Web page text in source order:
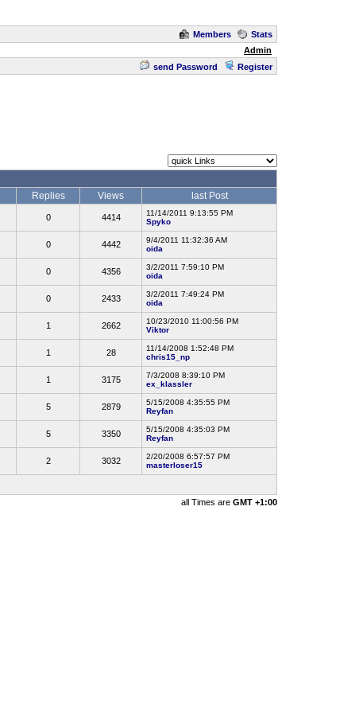
Members
Stats
Admin
send Password Register
Replies Views last Post
0 4414
11/14/2011 9:13:55 PM
Spyko
0 4442
9/4/2011 11:32:36 AM
oida
0 4356
3/2/2011 7:59:10 PM
oida
0 2433
3/2/2011 7:49:24 PM
oida
1 2662
10/23/2010 11:00:56 PM
Viktor
1 28
11/14/2008 1:52:48 PM
chris15_np
1 3175
7/3/2008 8:39:10 PM
ex_klassler
5 2879
5/15/2008 4:35:55 PM
Reyfan
5 3350
5/15/2008 4:35:03 PM
Reyfan
2 3032
2/20/2008 6:57:57 PM
masterloser15
all Times are GMT +1:00